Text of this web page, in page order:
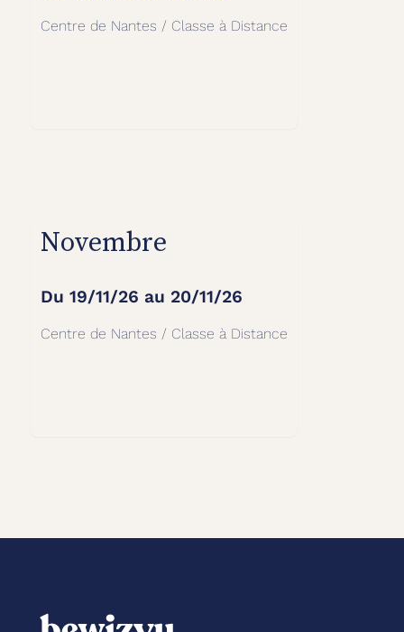
Centre de Nantes / Classe à Distance
Novembre
Du 19/11/26 au 20/11/26
Centre de Nantes / Classe à Distance